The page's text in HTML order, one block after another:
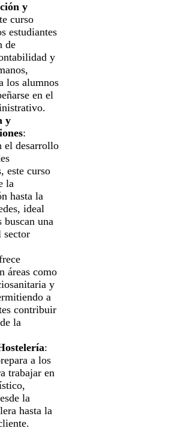
y
curso
estudiantes
de
y
los alumnos
en el
y
:
el desarrollo
este curso
la
hasta la
ideal
buscan una
sector
áreas como
y
a
contribuir
la
:
a los
trabajar en
la
hasta la